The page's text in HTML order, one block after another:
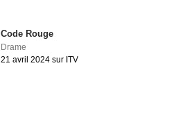
Code Rouge
Drame
21 avril 2024 sur ITV